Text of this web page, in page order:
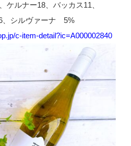
ケルナー18、バッカス11、
、シルヴァーナ 5%
c-item-detail?ic=A000002840